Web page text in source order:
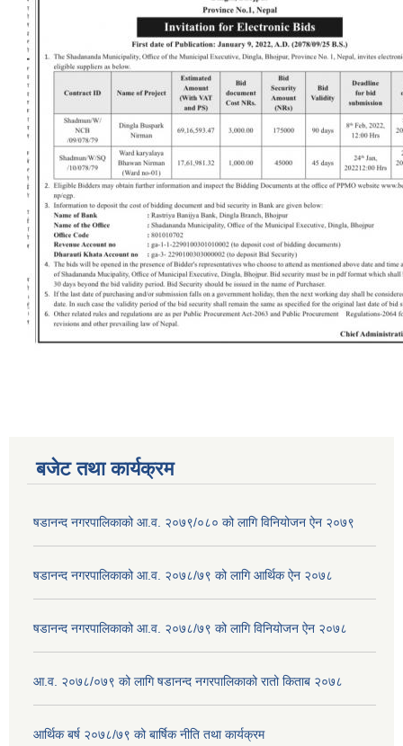
बजेट तथा कार्यक्रम
षडानन्द नगरपालिकाको आ.व. २०७९/०८० को लागि विनियोजन ऐन २०७९
षडानन्द नगरपालिकाको आ.व. २०७८/७९ को लागि आर्थिक ऐन २०७८
षडानन्द नगरपालिकाको आ.व. २०७८/७९ को लागि विनियोजन ऐन २०७८
आ.व. २०७८/०७९ को लागि षडानन्द नगरपालिकाको रातो किताब २०७८
आर्थिक बर्ष २०७८/७९ को बार्षिक नीति तथा कार्यक्रम